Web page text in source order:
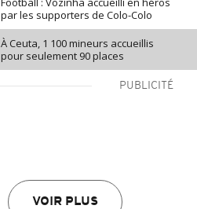
par les supporters de Colo-Colo
À Ceuta, 1 100 mineurs accueillis
pour seulement 90 places
PUBLICITÉ
VOIR PLUS